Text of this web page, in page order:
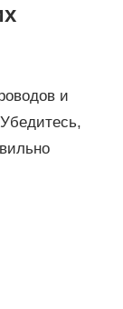
и